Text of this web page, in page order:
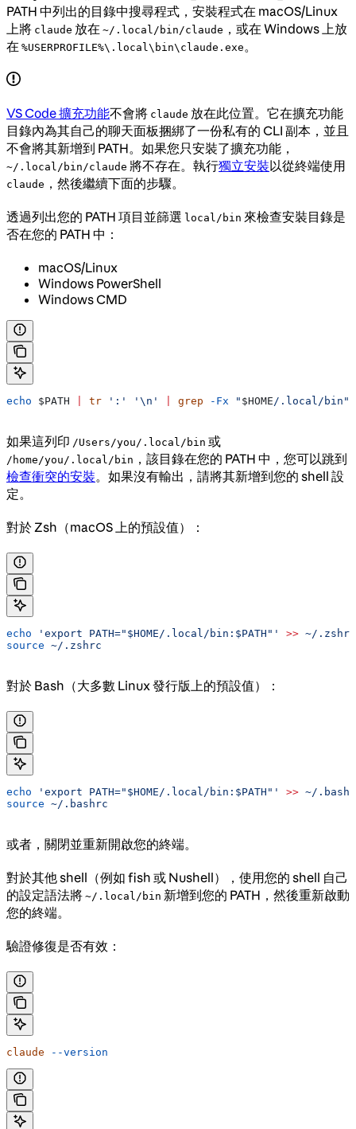
PATH 中列出的目錄中搜尋程式，安裝程式在 macOS/Linux
上將 claude 放在 ~/.local/bin/claude ，或在 Windows 上放
在 %USERPROFILE%\.local\bin\claude.exe 。
VS Code 擴充功能不會將 claude 放在此位置。它在擴充功能
目錄內為其自己的聊天面板捆綁了一份私有的 CLI 副本，並且
不會將其新增到 PATH。如果您只安裝了擴充功能，
~/.local/bin/claude 將不存在。執行獨立安裝以從終端使用
claude ，然後繼續下面的步驟。
透過列出您的 PATH 項目並篩選 local/bin 來檢查安裝目錄是
否在您的 PATH 中：
macOS/Linux
Windows PowerShell
Windows CMD
echo $PATH tr ':' '\n' grep -Fx " $HOME /.local/bin"
如果這列印 /Users/you/.local/bin 或
/home/you/.local/bin ，該目錄在您的 PATH 中，您可以跳到
檢查衝突的安裝。如果沒有輸出，請將其新增到您的 shell 設
定。
對於 Zsh（macOS 上的預設值）：
echo 'export PATH="$HOME/.local/bin:$PATH"' >> ~/.zshrc
source ~/.zshrc
對於 Bash（大多數 Linux 發行版上的預設值）：
echo 'export PATH="$HOME/.local/bin:$PATH"' >> ~/
source ~/.bashrc
或者，關閉並重新開啟您的終端。
對於其他 shell（例如 fish 或 Nushell），使用您的 shell 自己
的設定語法將 ~/.local/bin 新增到您的 PATH，然後重新啟動
您的終端。
驗證修復是否有效：
claude --version